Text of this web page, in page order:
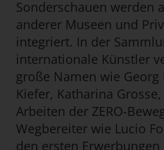
Sonderschauen werden
anderer Museen und
integriert. In der
internationale Künstler
große Namen wie Georg
Kiefer, Katharina
Arbeiten der ZERO-
Wegbereiter wie Lucio
den ersten